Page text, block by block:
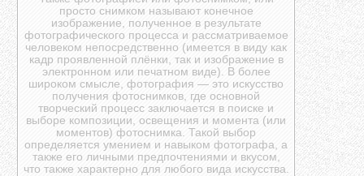
просто снимком называют конечное
изображение, полученное в результате
фотографического процесса и рассматриваемое
человеком непосредственно (имеется в виду как
кадр проявленной плёнки, так и изображение в
электронном или печатном виде). В более
широком смысле, фотография — это искусство
получения фотоснимков, где основной
творческий процесс заключается в поиске и
выборе композиции, освещения и момента (или
моментов) фотоснимка. Такой выбор
определяется умением и навыком фотографа, а
также его личными предпочтениями и вкусом,
что также характерно для любого вида искусства.